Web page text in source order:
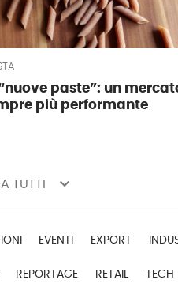
“nuove paste”: un
più performante
TUTTI keyboard_arrow_down
EVENTI EXPORT
REPORTAGE RETAIL TECH